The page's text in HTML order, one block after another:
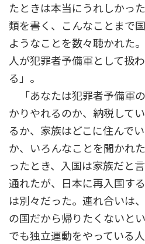
たときは本当にうれしかっ
類を書く、こんなことまで
ようなことを数々聴かれた
人が犯罪者予備軍として扱
る」。
「あなたは犯罪者予備軍
かりやれるのか、納税して
るか、家族はどこに住んで
か、いろんなことを聞かれ
ったとき、入国は家族だと
通れたが、日本に再入国す
は別々だった。連れ合いは
の国だから帰りたくないと
でも独立運動をやっている